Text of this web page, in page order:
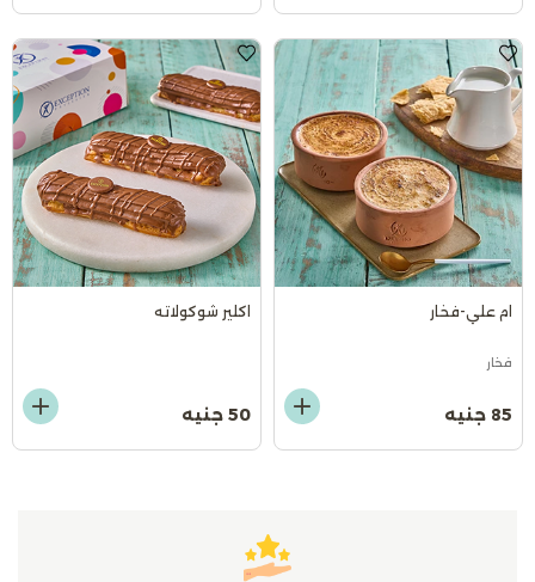
ام علي-فخار
فخار
85 جنيه
اكلير شوكولاته
50 جنيه